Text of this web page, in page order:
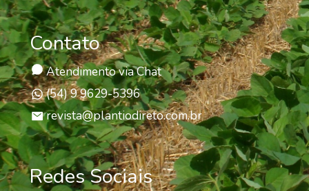
Contato
Atendimento via Chat
(54) 9 9629-5396
revista@plantiodireto.com.br
Redes Sociais